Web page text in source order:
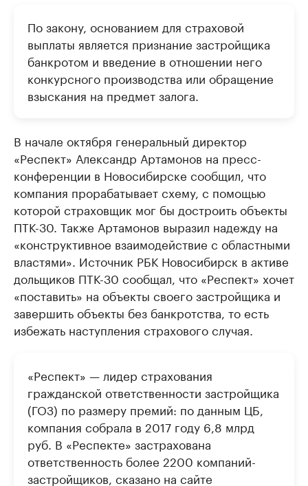
По закону, основанием для страховой
выплаты является признание застройщика
банкротом и введение в отношении него
конкурсного производства или обращение
взыскания на предмет залога.
В начале октября генеральный директор
«Респект» Александр Артамонов на пресс-
конференции в Новосибирске сообщил, что
компания прорабатывает схему, с помощью
которой страховщик мог бы достроить объекты
ПТК-30. Также Артамонов выразил надежду на
«конструктивное взаимодействие с областными
властями». Источник РБК Новосибирск в активе
дольщиков ПТК-30 сообщал, что «Респект» хочет
«поставить» на объекты своего застройщика и
завершить объекты без банкротства, то есть
избежать наступления страхового случая.
«Респект» — лидер страхования
гражданской ответственности застройщика
(ГОЗ) по размеру премий: по данным ЦБ,
компания собрала в 2017 году 6,8 млрд
руб. В «Респекте» застрахована
ответственность более 2200 компаний-
застройщиков, сказано на сайте